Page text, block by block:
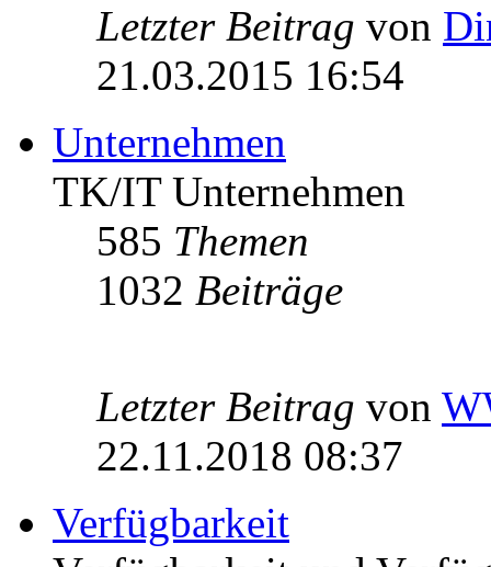
Letzter Beitrag von
21.03.2015 16:54
Unternehmen
TK/IT Unternehmen
585 Themen
1032 Beiträge
Letzter Beitrag von
22.11.2018 08:37
Verfügbarkeit